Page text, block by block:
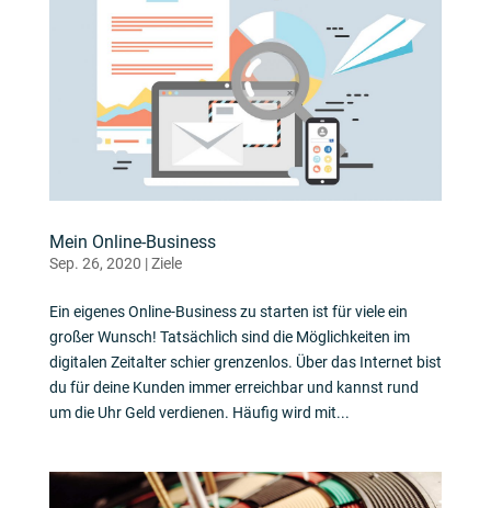
Mein Online-Business
Sep. 26, 2020 |Ziele
Ein eigenes Online-Business zu starten ist für viele ein
großer Wunsch! Tatsächlich sind die Möglichkeiten im
digitalen Zeitalter schier grenzenlos. Über das Internet bist
du für deine Kunden immer erreichbar und kannst rund
um die Uhr Geld verdienen. Häufig wird mit...